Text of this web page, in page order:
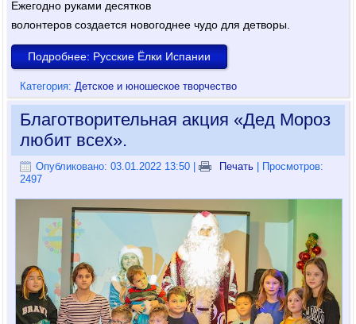
Ежегодно руками десятков
волонтеров создается новогоднее чудо для детворы.
Подробнее: Русские Ёлки Испании
Категория:Детское и юношеское творчество
Благотворительная акция «Дед Мороз
любит всех».
Опубликовано: 03.01.2022 13:50 | Печать
| Просмотров:
2497